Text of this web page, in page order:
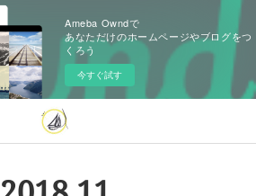
Ameba Owndで
あなただけのホームページやブログをつ
くろう
今すぐ試す